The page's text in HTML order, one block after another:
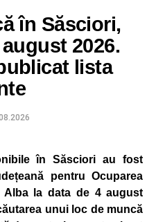
măsura va fi aplicată
sistemului energetic.
că evoluția situației
iar activitatea va reveni la
ce condițiile vor permite.
temporară a unor linii
către clienți.
mai mari consumatori de
O parte din necesarul
proprie de energie,
fotovoltaice și al unităților
în Săsciori,
2026.
lista
în Săsciori au fost
pentru Ocuparea
Alba la data de 4 august
unui loc de muncă